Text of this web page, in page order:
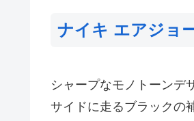
ナイキ エアジョ
シャープなモノトーンデ
サイドに走るブラックの